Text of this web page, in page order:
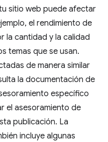
sitio web puede afectar
el rendimiento de
la cantidad y la calidad
temas que se usan.
de manera similar
la documentación de
específico
el asesoramiento de
publicación. La
incluye algunas